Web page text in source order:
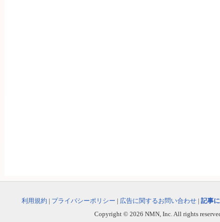
利用規約 | プライバシーポリシー | 広告に関するお問い合わせ | 記事
Copyright © 2026 NMN, Inc. All rights